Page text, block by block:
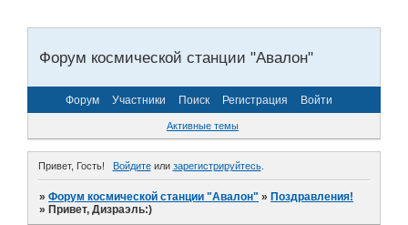
Форум космической станции "Авалон"
Форум Участники Поиск Регистрация Войти
Активные темы
Привет, Гость! Войдитеили зарегистрируйтесь.
»Форум космической станции "Авалон" »Поздравления!
»Привет, Дизраэль:)